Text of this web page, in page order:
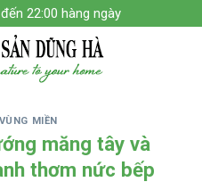
22:00 hàng ngày
MIỀN
măng tây và
thơm nức bếp